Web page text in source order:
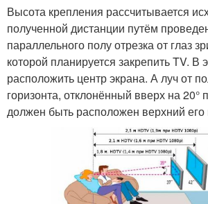
Высота крепления рассчитывается
полученной дистанции путём
параллельного полу отрезка от глаз
которой планируется закрепить TV. В
расположить центр экрана. А луч от
горизонта, отклонённый вверх на 20°
должен быть расположен верхний его